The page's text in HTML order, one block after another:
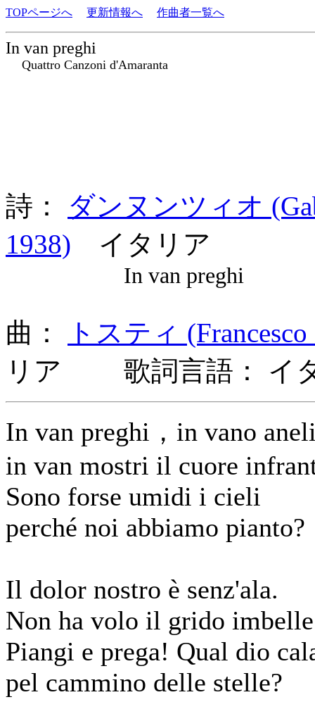
TOPページへ 更新情報へ 作曲者一覧へ
In van preghi
Quattro Canzoni d'Amaranta
詩： ダンヌンツィオ
1938) イタリア
In van preghi
曲：
トスティ
リア 歌詞言語： イ
In van preghi，in vano
in van mostri il cuore
Sono forse umidi i cieli
perché noi abbiamo pianto?
Il dolor nostro è senz'ala.
Non ha volo il grido
Piangi e prega! Qual dio
pel cammino delle stelle?